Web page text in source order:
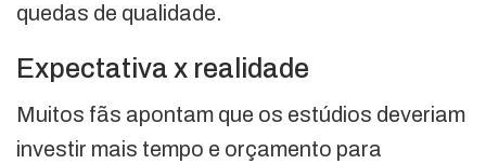
quedas de qualidade.
Expectativa x realidade
Muitos fãs apontam que os estúdios deveriam
investir mais tempo e orçamento para